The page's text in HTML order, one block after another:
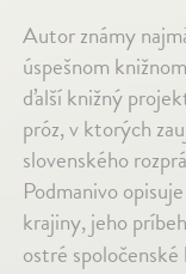
Autor známy
úspešnom
ďalší knižný
próz, v ktorých
slovenského
Podmanivo
krajiny, jeho
ostré